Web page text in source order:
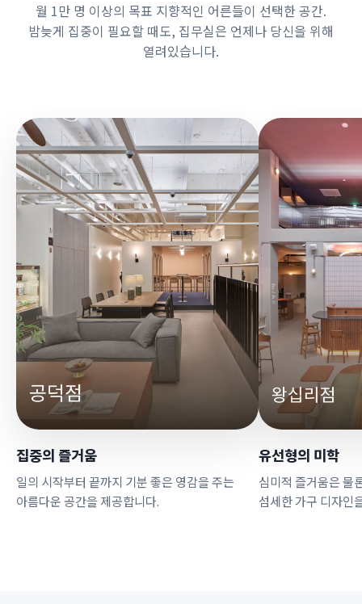
월 1만 명 이상의 목표 지향적인 어른들이 선택한 공간.
밤늦게 집중이 필요할 때도, 집무실은 언제나 당신을 위해
열려있습니다.
집중의 즐거움
일의 시작부터 끝까지 기분 좋은 영감을 주는
아름다운 공간을 제공합니다.
유선형의 미학
심미적 즐거움은 물
섬세한 가구 디자인